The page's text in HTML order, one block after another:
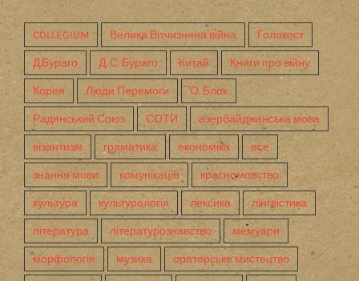
COLLEGIUM Велика Вітчизняна війна Голокост
Д.Бураго Д. С. Бураго Китай Книги про війну
Корея Люди Перемоги О. Блок
Радянський Союз СОТИ азербайджанська мова
візантизм граматика економіка есе
знання мови комунікація красномовство
культура культурологія лексика лінгвістика
література літературознавство мемуари
морфологія музика ораторське мистецтво